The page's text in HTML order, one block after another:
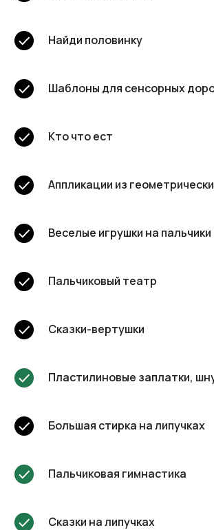
Найди половинку
Шаблоны для сенсорных
Кто что ест
Аппликации из
Веселые игрушки на пальчики
Пальчиковый театр
Сказки-вертушки
Пластилиновые заплатки,
Большая стирка на липучках
Пальчиковая гимнастика
Сказки на липучках